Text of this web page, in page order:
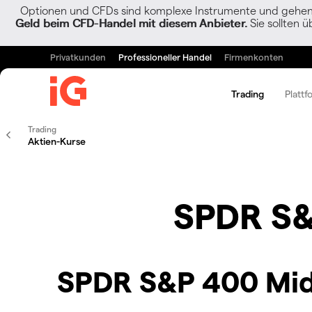
Optionen und CFDs sind komplexe Instrumente und
Geld beim CFD-Handel mit diesem Anbieter. Sie sollten
Privatkunden Professioneller Handel Firmenkonten
Trading
Trading
Aktien-Kurse
SPDR
SPDR S&P 400